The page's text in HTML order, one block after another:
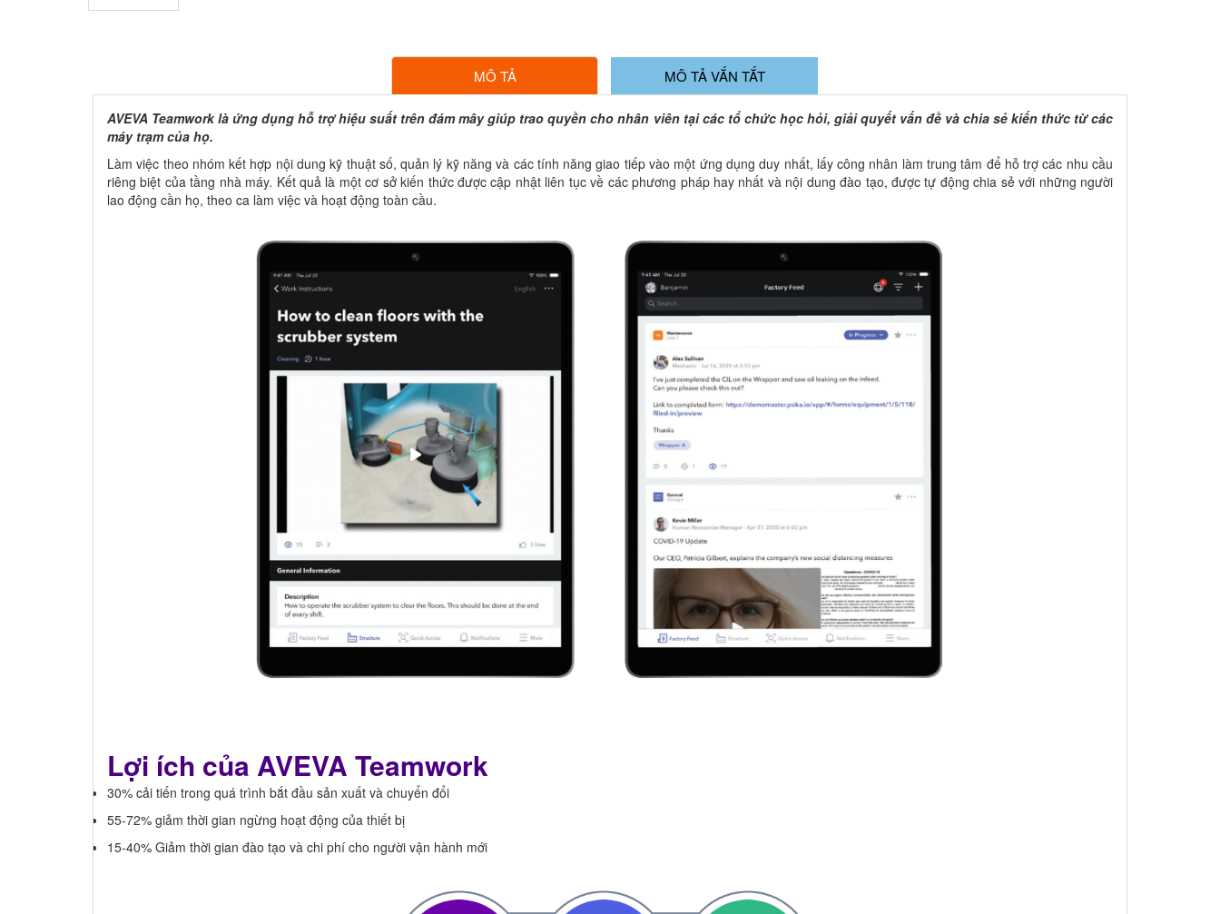
MÔ TẢ MÔ TẢ VẮN TẮT
AVEVA Teamwork là ứng dụng hỗ trợ hiệu suất trên đám mây giúp trao quyền cho nhân viên tại các tổ chức học hỏi, giải quyết vấn đề và chia sẻ kiến thức từ các
máy trạm của họ.
Làm việc theo nhóm kết hợp nội dung kỹ thuật số, quản lý kỹ năng và các tính năng giao tiếp vào một ứng dụng duy nhất, lấy công nhân làm trung tâm để hỗ trợ các nhu cầu
riêng biệt của tầng nhà máy. Kết quả là một cơ sở kiến thức được cập nhật liên tục về các phương pháp hay nhất và nội dung đào tạo, được tự động chia sẻ với những người
lao động cần họ, theo ca làm việc và hoạt động toàn cầu.
Lợi ích của AVEVA Teamwork
30% cải tiến trong quá trình bắt đầu sản xuất và chuyển đổi
55-72% giảm thời gian ngừng hoạt động của thiết bị
15-40% Giảm thời gian đào tạo và chi phí cho người vận hành mới